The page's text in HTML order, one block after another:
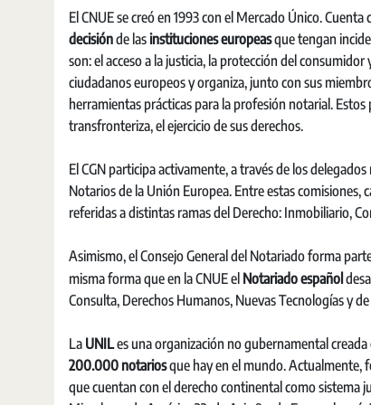
El CNUE se creó en 1993 con el Mercado Único.
decisiónde lasinstituciones europeasque tengan
son: el acceso a la justicia, la protección del
ciudadanos europeos y organiza, junto con sus
herramientas prácticas para la profesión notarial.
transfronteriza, el ejercicio de sus derechos.
El CGN participa activamente, a través de los
Notarios de la Unión Europea. Entre estas comisiones,
referidas a distintas ramas del Derecho: Inmobiliario,
Asimismo, el Consejo General del Notariado forma
misma forma que en la CNUE el Notariado español
Consulta, Derechos Humanos, Nuevas Tecnologías y
La UNILes una organización no gubernamental
200.000 notariosque hay en el mundo. Actualmente,
que cuentan con el derecho continental como sistema